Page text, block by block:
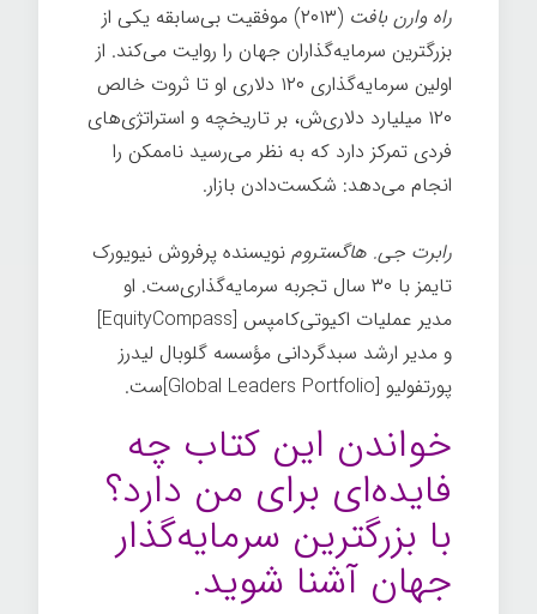
راه وارن بافت
(۲۰۱۳) موفقیت بی‌سابقه یکی از
بزرگترین سرمایه‌گذاران جهان را روایت می‌کند. از
اولین سرمایه‌گذاری ۱۲۰ دلاری او تا ثروت خالص
۱۲۰ میلیارد دلاری‌ش، بر تاریخچه و استراتژی‌های
فردی تمرکز دارد که به نظر می‌رسید ناممکن را
انجام می‌دهد: شکست‌دادن بازار.
رابرت جی. هاگستروم نویسنده پرفروش نیویورک
تایمز با ۳۰ سال تجربه سرمایه‌گذاری‌ست. او
مدیر عملیات اکیوتی‌کامپس [EquityCompass]
و مدیر ارشد سبدگردانی مؤسسه گلوبال لیدرز
پورتفولیو [Global Leaders Portfolio]ست.
خواندن این کتاب چه
فایده‌ای برای من دارد؟
با بزرگترین سرمایه‌گذار
جهان آشنا شوید.